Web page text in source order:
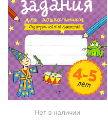
Нет в наличии